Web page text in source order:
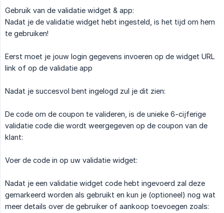
Gebruik van de validatie widget & app:
Nadat je de validatie widget hebt ingesteld, is het tijd om hem
te gebruiken!
Eerst moet je jouw login gegevens invoeren op de widget URL
link of op de validatie app
Nadat je succesvol bent ingelogd zul je dit zien:
De code om de coupon te valideren, is de unieke 6-cijferige
validatie code die wordt weergegeven op de coupon van de
klant:
Voer de code in op uw validatie widget:
Nadat je een validatie widget code hebt ingevoerd zal deze
gemarkeerd worden als gebruikt en kun je (optioneel) nog wat
meer details over de gebruiker of aankoop toevoegen zoals: